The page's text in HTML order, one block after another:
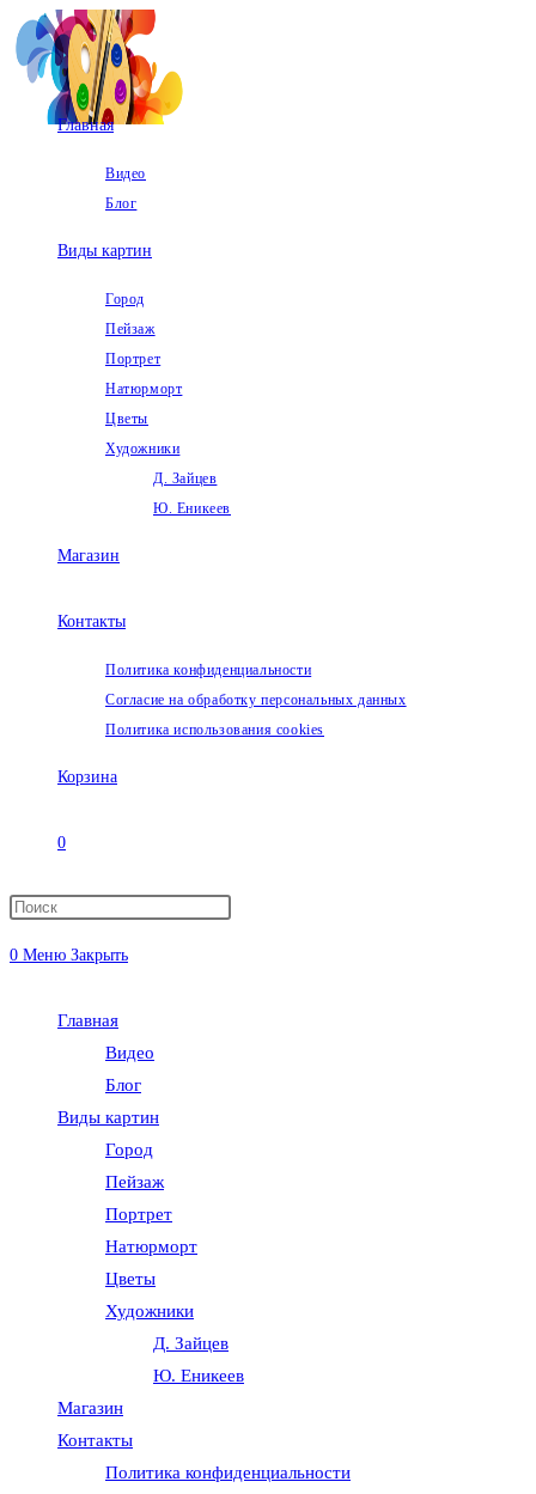
Перейти
к
содержимому
Главная
Видео
Блог
Виды картин
Город
Пейзаж
Портрет
Натюрморт
Цветы
Художники
Д. Зайцев
Ю. Еникеев
Магазин
Контакты
Политика конфиденциальности
Согласие на обработку персональных данных
Политика использования cookies
Корзина
0
Переключить
0 Меню Закрыть
Главная
Видео
Блог
Виды картин
Город
Пейзаж
Портрет
Натюрморт
Цветы
Художники
Д. Зайцев
Ю. Еникеев
Магазин
Контакты
Политика конфиденциальности